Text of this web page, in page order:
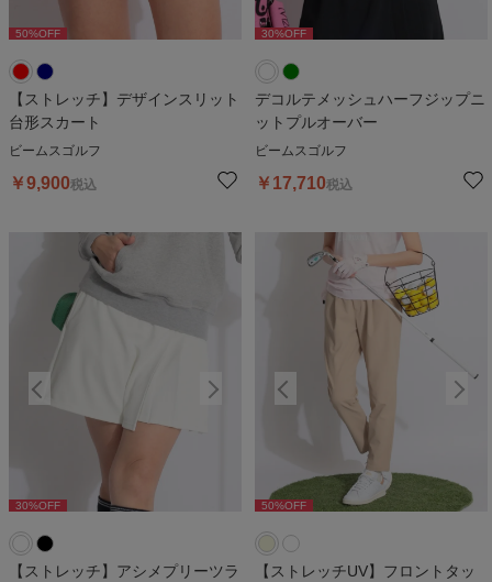
50%OFF %OFF
【ストレッチ】デザインスリット
台形スカート
ビームスゴルフ
￥9,900税込
30%OFF 30%OFF
デコルテメッシュハーフジップニ
ットプルオーバー
ビームスゴルフ
￥ 17,710税込
30%OFF %OFF
【ストレッチ】アシメプリーツラ
50%OFF 50%OFF
【ストレッチUV】フロントタッ